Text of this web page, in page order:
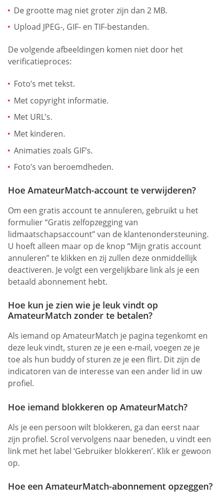
De grootte mag niet groter zijn dan 2 MB.
Upload JPEG-, GIF- en TIF-bestanden.
De volgende afbeeldingen komen niet door het
verificatieproces:
Foto’s met tekst.
Met copyright informatie.
Met URL’s.
Met kinderen.
Animaties zoals GIF’s.
Foto’s van beroemdheden.
Hoe AmateurMatch-account te verwijderen?
Om een gratis account te annuleren, gebruikt u het
formulier “Gratis zelfopzegging van
lidmaatschapsaccount” van de klantenondersteuning.
U hoeft alleen maar op de knop “Mijn gratis account
annuleren” te klikken en zij zullen deze onmiddellijk
deactiveren. Je volgt een vergelijkbare link als je een
betaald abonnement hebt.
Hoe kun je zien wie je leuk vindt op
AmateurMatch zonder te betalen?
Als iemand op AmateurMatch je pagina tegenkomt en
deze leuk vindt, sturen ze je een e-mail, voegen ze je
toe als hun buddy of sturen ze je een flirt. Dit zijn de
indicatoren van de interesse van een ander lid in uw
profiel.
Hoe iemand blokkeren op AmateurMatch?
Als je een persoon wilt blokkeren, ga dan eerst naar
zijn profiel. Scrol vervolgens naar beneden, u vindt een
link met het label ‘Gebruiker blokkeren’. Klik er gewoon
op.
Hoe een AmateurMatch-abonnement opzeggen?